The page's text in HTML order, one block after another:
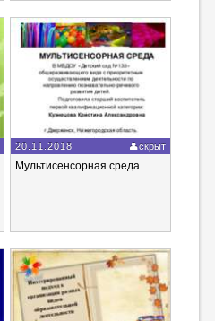
20.11.2018 скрыт
Мультисенсорная среда